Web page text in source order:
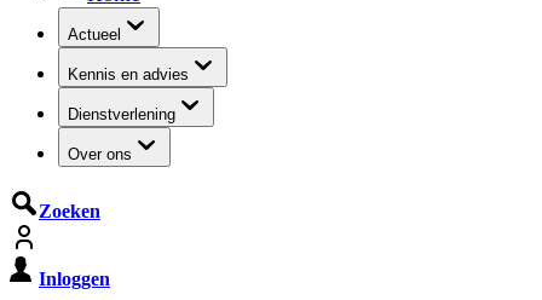
Actueel
Kennis en advies
Dienstverlening
Over ons
Zoeken
Inloggen